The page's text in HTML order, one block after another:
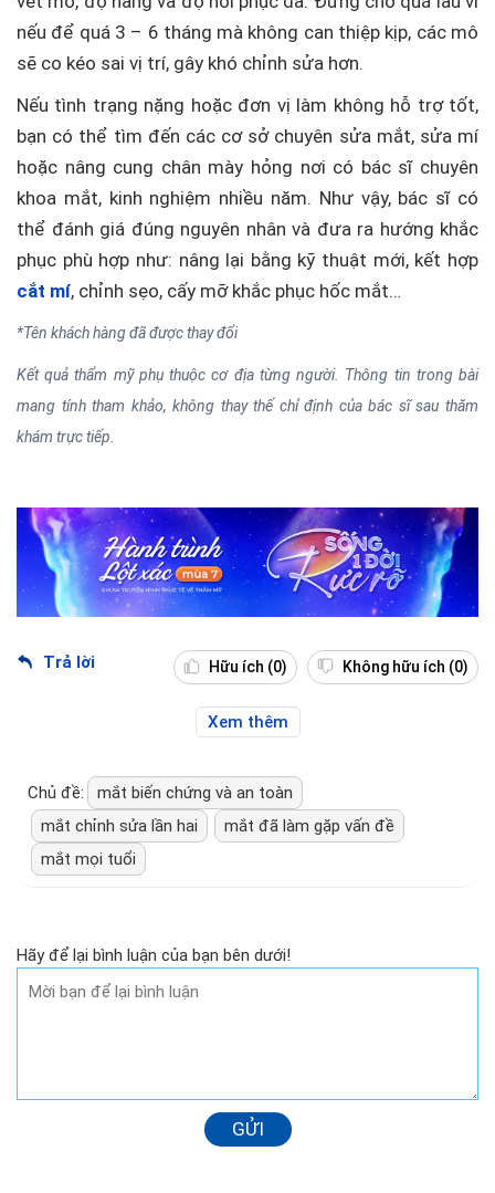
nếu để quá 3 – 6 tháng mà không can thiệp kịp, các mô
sẽ co kéo sai vị trí, gây khó chỉnh sửa hơn.
Nếu tình trạng nặng hoặc đơn vị làm không hỗ trợ tốt,
bạn có thể tìm đến các cơ sở chuyên sửa mắt, sửa mí
hoặc nâng cung chân mày hỏng nơi có bác sĩ chuyên
khoa mắt, kinh nghiệm nhiều năm. Như vậy, bác sĩ có
thể đánh giá đúng nguyên nhân và đưa ra hướng khắc
phục phù hợp như: nâng lại bằng kỹ thuật mới, kết hợp
cắt mí, chỉnh sẹo, cấy mỡ khắc phục hốc mắt…
*Tên khách hàng đã được thay đổi
Kết quả thẩm mỹ phụ thuộc cơ địa từng người. Thông tin trong bài
mang tính tham khảo, không thay thế chỉ định của bác sĩ sau thăm
khám trực tiếp.
Trả lời Hữu ích (0) Không hữu ích (0)
Xem thêm
Chủ đề:
mắt biến chứng và an toàn
mắt chỉnh sửa lần hai
mắt đã làm gặp vấn đề
mắt mọi tuổi
Hãy để lại bình luận của bạn bên dưới!
GỬI